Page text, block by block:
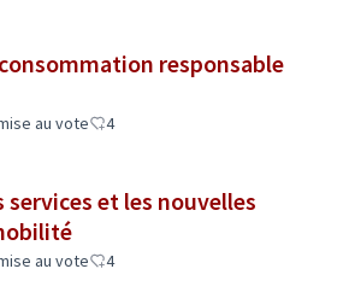
responsable
au vote 4
services et les nouvelles
au vote 4